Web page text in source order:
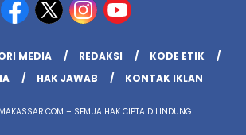
MEDIA REDAKSI
KODE ETIK
HAK JAWAB KONTAK IKLAN
– SEMUA HAK CIPTA DILINDUNGI